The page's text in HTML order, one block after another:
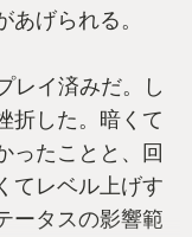
げられる。
レイ済みだ。し
折した。暗くて
ったことと、回
てレベル上げす
ータスの影響範